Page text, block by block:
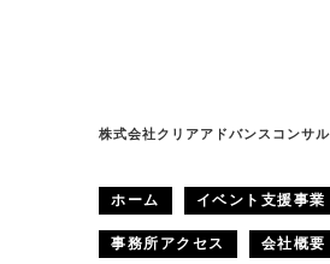
株式会社クリアアドバンスコンサ
ホーム イベント支援事業
事務所アクセス 会社概要